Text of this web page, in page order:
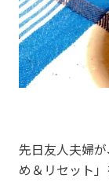
先日友人夫婦
め＆リセット